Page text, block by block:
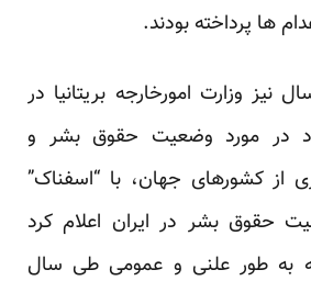
ها پرداخته بودند.
نیز وزارت امورخارجه بریتانیا در
در مورد وضعیت حقوق بشر و
از کشورهای جهان، با “اسفناک”
حقوق بشر در ایران اعلام کرد
به طور علنی و عمومی طی سال